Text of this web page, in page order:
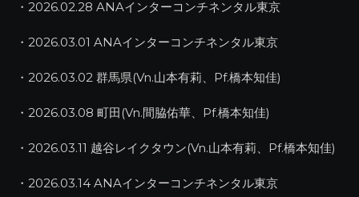
・2026.02.28 ANAインターコンチネンタル東京
・2026.03.01 ANAインターコンチネンタル東京
・2026.03.02 群馬県(Vn.山本有莉、Pf.橋本知佳)
・2026.03.08 町田(Vn.間脇佑華、Pf.橋本知佳)
・2026.03.11 越谷レイクタウン(Vn.山本有莉、Pf.橋本知佳)
・2026.03.14 ANAインターコンチネンタル東京